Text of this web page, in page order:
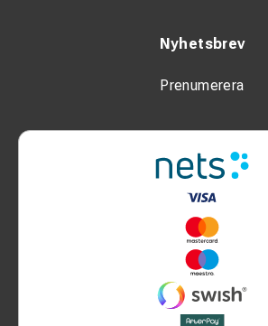
Nyhetsbrev
Prenumerera